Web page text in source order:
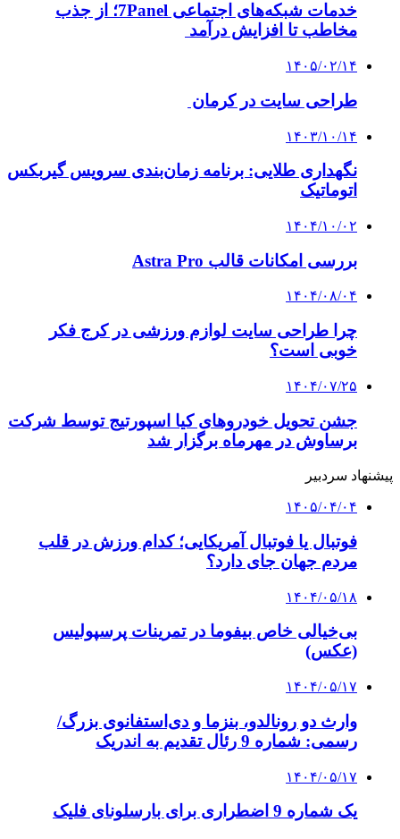
خدمات شبکه‌های اجتماعی 7Panel؛ از جذب
مخاطب تا افزایش درآمد
۱۴۰۵/۰۲/۱۴
طراحی سایت در کرمان
۱۴۰۳/۱۰/۱۴
نگهداری طلایی: برنامه زمان‌بندی سرویس گیربکس
اتوماتیک
۱۴۰۴/۱۰/۰۲
بررسی امکانات قالب Astra Pro
۱۴۰۴/۰۸/۰۴
چرا طراحی سایت لوازم ورزشی در کرج فکر
خوبی است؟
۱۴۰۴/۰۷/۲۵
جشن تحویل خودروهای کیا اسپورتیج توسط شرکت
برساوش در مهرماه برگزار شد
پیشنهاد سردبیر
۱۴۰۵/۰۴/۰۴
فوتبال یا فوتبال آمریکایی؛ کدام ورزش در قلب
مردم جهان جای دارد؟
۱۴۰۴/۰۵/۱۸
بی‌خیالی خاص بیفوما در تمرینات پرسپولیس
(عکس)
۱۴۰۴/۰۵/۱۷
وارث دو رونالدو، بنزما و دی‌استفانوی بزرگ/
رسمی: شماره 9 رئال تقدیم به اندریک
۱۴۰۴/۰۵/۱۷
یک شماره 9 اضطراری برای بارسلونای فلیک